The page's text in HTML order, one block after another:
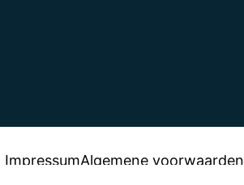
ImpressumAlgemene voorwaarden